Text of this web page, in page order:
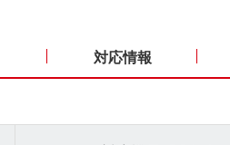
対応情報